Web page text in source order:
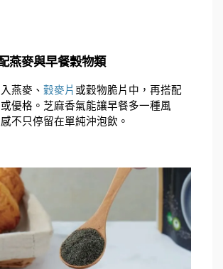
燕麥與早餐穀物類
燕麥、 穀麥片 或穀物脆片中，再搭配
優格。芝麻香氣能讓早餐多一種風
不只停留在單純沖泡飲。